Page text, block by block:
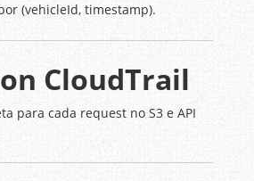
(vehicleId, timestamp).
CloudTrail
para cada request no S3 e API